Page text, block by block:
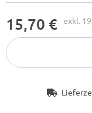
15,70 € exkl.